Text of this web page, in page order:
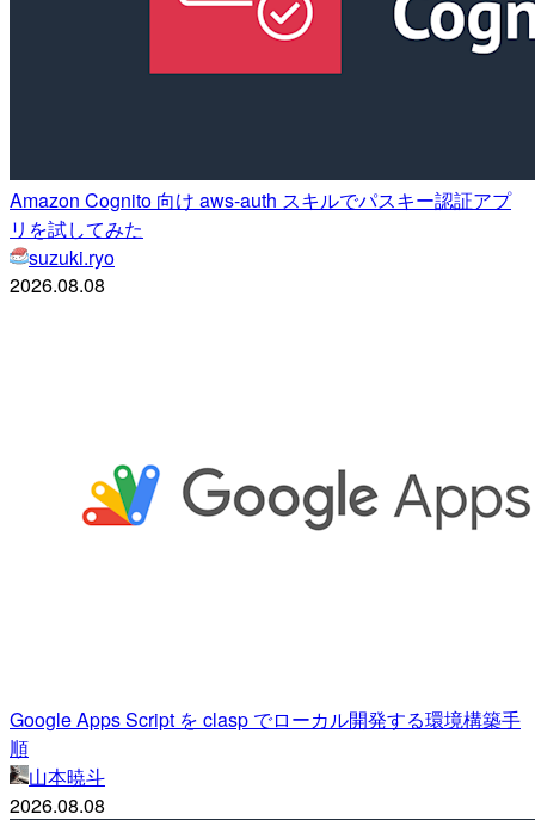
Amazon Cognito 向け aws-auth スキルでパスキー認証アプ
リを試してみた
suzuki.ryo
2026.08.08
Google Apps Script を clasp でローカル開発する環境構築手
順
山本暁斗
2026.08.08